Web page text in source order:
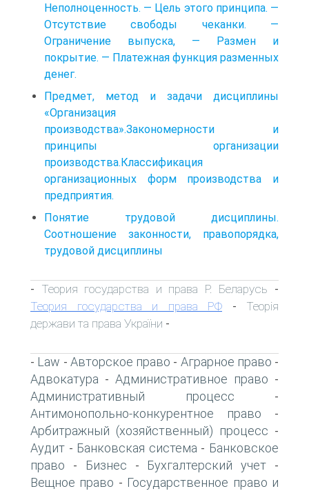
Неполноценность. — Цель этого принципа. —
Отсутствие свободы чеканки. —
Ограничение выпуска, — Размен и
покрытие. — Платежная функция разменных
денег.
Предмет, метод и задачи дисциплины
«Организация
производства».Закономерности и
принципы организации
производства.Классификация
организационных форм производства и
предприятия.
Понятие трудовой дисциплины.
Соотношение законности, правопорядка,
трудовой дисциплины
- Теория государства и права Р. Беларусь -
Теория государства и права РФ - Теорія
держави та права України -
- Law - Авторское право - Аграрное право -
Адвокатура - Административное право -
Административный процесс -
Антимонопольно-конкурентное право -
Арбитражный (хозяйственный) процесс -
Аудит - Банковская система - Банковское
право - Бизнес - Бухгалтерский учет -
Вещное право - Государственное право и